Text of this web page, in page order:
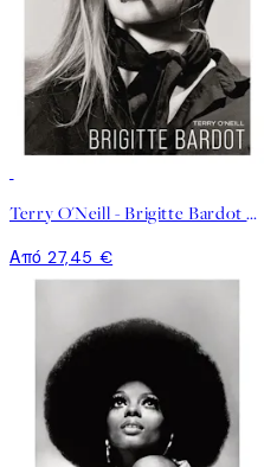
Terry O'Neill - Brigitte Bardot Poster
Από 27,45 €